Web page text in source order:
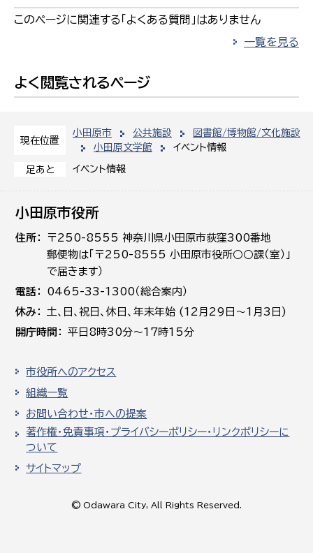
現在位置
小田原市 公共施設
図書館/博物館/文化施設
小田原文学館
イベント情報
足あと イベント情報
このページに関連する「よくある質問」はありません
一覧を見る
よく閲覧されるページ
小田原市役所
住所
〒250-8555 神奈川県小田原市荻窪300番地
郵便物は「〒250-8555 小田原市役所○○課（室）」
で届きます）
電話
0465-33-1300（総合案内）
休み
土､日､祝日、休日、年末年始 (12月29日～1月3日)
開庁時間
平日8時30分～17時15分
市役所へのアクセス
組織一覧
お問い合わせ・市への提案
著作権・免責事項・プライバシーポリシー・リンクポリシーに
ついて
サイトマップ
© Odawara City, All Rights Reserved.